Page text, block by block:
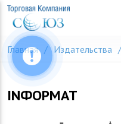
Skip
content
Главная Издательства
INФОРМАТ